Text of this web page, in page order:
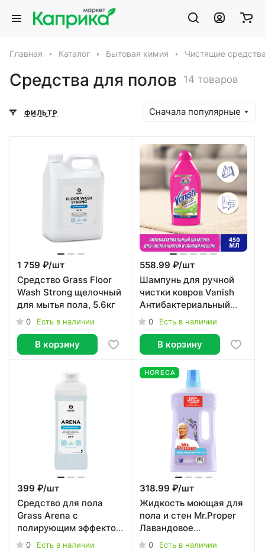
Главная Каталог Бытовая химия Чистящие
Средства для полов 14 товаров
ФИЛЬТР Сначала популярные
1 759 ₽/шт
Средство Grass Floor
Wash Strong щелочный
для мытья пола, 5.6кг
0 Есть в наличии
В корзину
558.99 ₽/шт
Шампунь для ручной
чистки ковров Vanish
Антибактериальный
450 мл
0 Есть в наличии
В корзину
399 ₽/шт
Средство для пола
Grass Arena с
полирующим эффектом,
1л 0 Есть в наличии
HORECA
318.99 ₽/шт
Жидкость моющая для
пола и стен Mr.Proper
Лавандовое
спокойствие 1 л
0 Есть в наличии